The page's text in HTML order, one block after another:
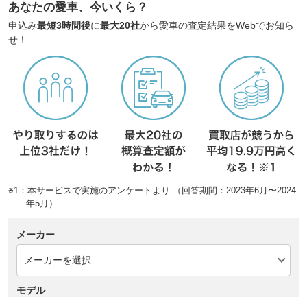
あなたの愛車、今いくら？
申込み最短3時間後に最大20社から愛車の査定結果をWebでお知ら
せ！
※1：本サービスで実施のアンケートより （回答期間：2023年6月〜2024
年5月）
メーカー
モデル